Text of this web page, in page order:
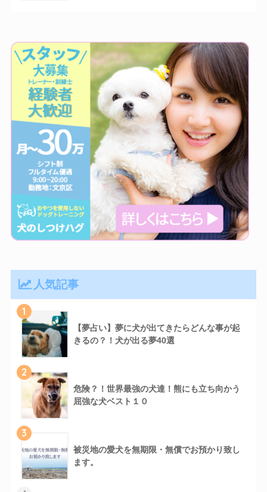
人気記事
1
【夢占い】夢に犬が出てきたらどんな事が起
きるの？！犬が出る夢40選
2
危険？！世界最強の犬達！熊にも立ち向かう
屈強な犬ベスト１０
3
被災地の愛犬を無期限・無償でお預かり致し
ます。